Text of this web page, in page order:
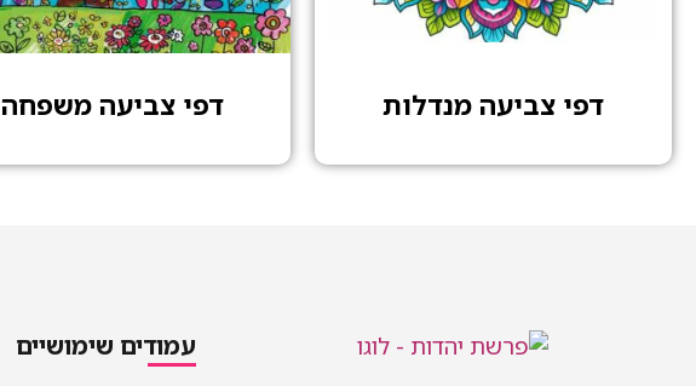
דפי צביעה מנדלות דפי צביעה משפחה
עמודים שימושיים